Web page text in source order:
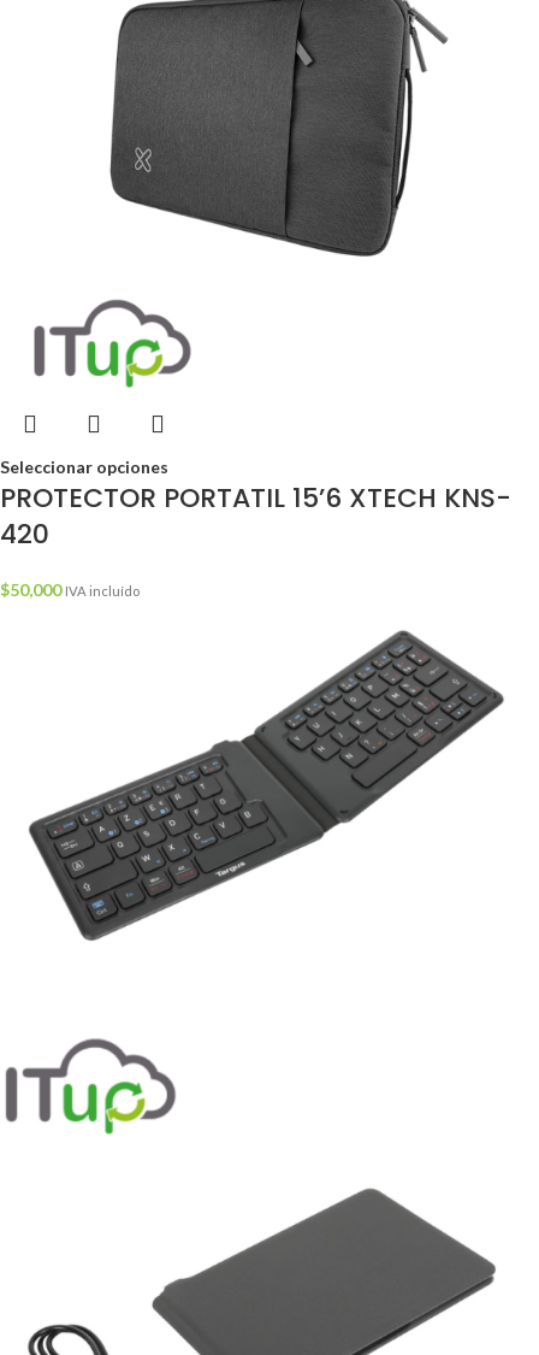
Seleccionar opciones
PROTECTOR PORTATIL 15’6 XTECH KNS-
420
$50,000 IVA incluído